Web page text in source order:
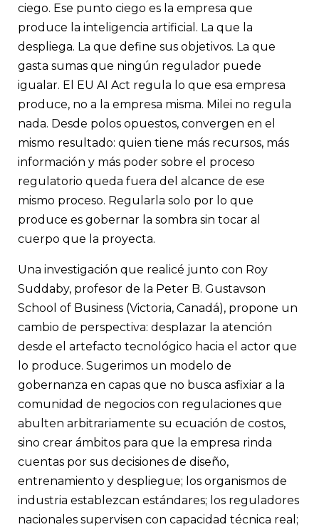
ciego. Ese punto ciego es la empresa que
produce la inteligencia artificial. La que la
despliega. La que define sus objetivos. La que
gasta sumas que ningún regulador puede
igualar. El EU AI Act regula lo que esa empresa
produce, no a la empresa misma. Milei no regula
nada. Desde polos opuestos, convergen en el
mismo resultado: quien tiene más recursos, más
información y más poder sobre el proceso
regulatorio queda fuera del alcance de ese
mismo proceso. Regularla solo por lo que
produce es gobernar la sombra sin tocar al
cuerpo que la proyecta.
Una investigación que realicé junto con Roy
Suddaby, profesor de la Peter B. Gustavson
School of Business (Victoria, Canadá), propone un
cambio de perspectiva: desplazar la atención
desde el artefacto tecnológico hacia el actor que
lo produce. Sugerimos un modelo de
gobernanza en capas que no busca asfixiar a la
comunidad de negocios con regulaciones que
abulten arbitrariamente su ecuación de costos,
sino crear ámbitos para que la empresa rinda
cuentas por sus decisiones de diseño,
entrenamiento y despliegue; los organismos de
industria establezcan estándares; los reguladores
nacionales supervisen con capacidad técnica real;